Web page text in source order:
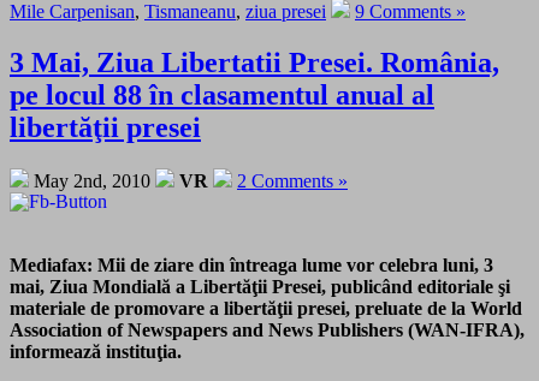
Mile Carpenisan, Tismaneanu, ziua presei 9 Comments »
3 Mai, Ziua Libertatii Presei. România,
pe locul 88 în clasamentul anual al
libertăţii presei
May 2nd, 2010 VR 2 Comments »
Mediafax: Mii de ziare din întreaga lume vor celebra luni, 3
mai, Ziua Mondială a Libertăţii Presei, publicând editoriale şi
materiale de promovare a libertăţii presei, preluate de la World
Association of Newspapers and News Publishers (WAN-IFRA),
informează instituţia.